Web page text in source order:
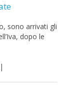
sono arrivati gli
dopo le
|